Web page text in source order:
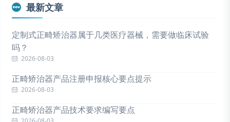
最新文章
定制式正畸矫治器属于几类医疗器械，需要做临床试验
吗？
2026-08-03
正畸矫治器产品注册申报核心要点提示
2026-08-03
正畸矫治器产品技术要求编写要点